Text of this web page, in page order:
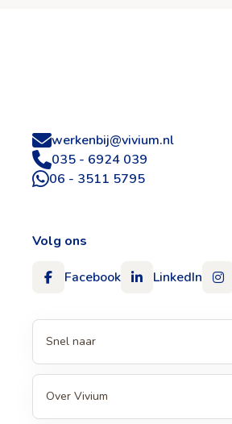
werkenbij@vivium.nl
035 - 6924 039
06 - 3511 5795
Snel naar
Over Vivium
Volg ons
Facebook LinkedIn